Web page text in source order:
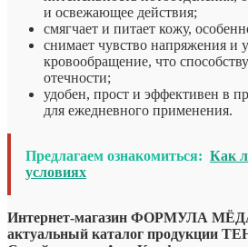
и освежающее действия;
смягчает и питает кожу,
снимает чувство напряжения и
кровообращение, что
отечности;
удобен, прост и эффективен в
для ежедневного применения.
Предлагаем ознакомиться: Как
условиях
Интернет-магазин ФОРМУЛА МЁДА
актуальный каталог продукции